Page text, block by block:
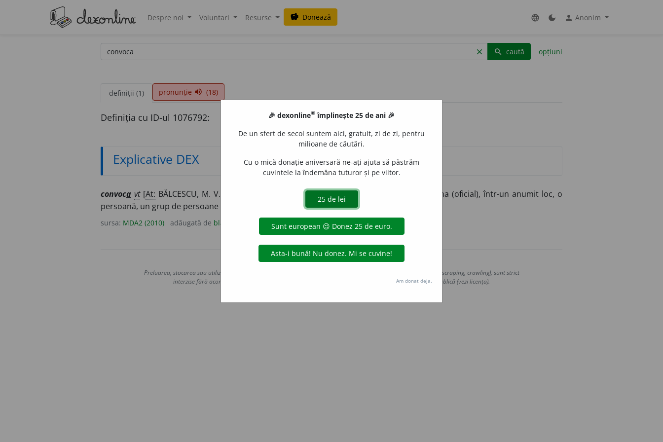
Despre noi Voluntari Resurse savings Donează language dark_mode person Anonim
clear search caută opțiuni
definiții (1) pronunție volume_up (18)
Definiția cu ID-ul 1076792:
Explicative DEX
convoca vt[At: BĂLCESCU, M. V. 9/26 / fr convoquer, lat
] A chema (oficial), într-un anumit loc, o
persoană, un grup de persoane ori un corp constituit.
sursa: MDA2 (2010) adăugată de blaurb.
Copyright © 2004-2026 dexonline (https://dexonline.ro)
Preluarea, stocarea sau utilizarea datelor de pe acest site, inclusiv prin orice metode de extragere automată (web scraping, crawling), sunt strict
interzise fără acordul nostru prealabil scris, cu excepția seturilor de date oferite oficial spre utilizare publică (vezi licența).
🎉 dexonline® împlinește 25 de ani 🎉
De un sfert de secol suntem aici, gratuit, zi de zi, pentru
milioane de căutări.
Cu o mică donație aniversară ne-ați ajuta să păstrăm
cuvintele la îndemâna tuturor și pe viitor.
Am donat deja.